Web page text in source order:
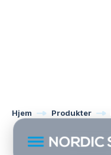
Hjem Produkter